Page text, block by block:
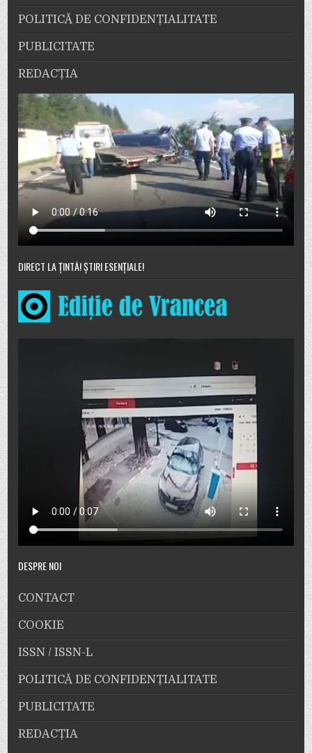
POLITICĂ DE CONFIDENȚIALITATE
PUBLICITATE
REDACȚIA
DIRECT LA ȚINTĂ! ȘTIRI ESENȚIALE!
DESPRE NOI
CONTACT
COOKIE
ISSN / ISSN-L
POLITICĂ DE CONFIDENȚIALITATE
PUBLICITATE
REDACȚIA